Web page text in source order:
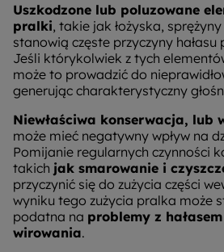
Uszkodzone lub poluzowane
pralki, takie jak łożyska,
stanowią częste przyczyny
Jeśli którykolwiek z tych
może to prowadzić do
generując charakterystyczny
Niewłaściwa konserwacja, lub
może mieć negatywny wpływ na
Pomijanie regularnych czynności
takich jak smarowanie i
przyczynić się do zużycia części
wyniku tego zużycia pralka może
podatna na problemy z
wirowania.